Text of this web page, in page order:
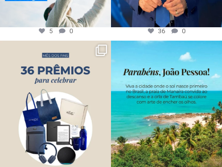
5 0 36 0